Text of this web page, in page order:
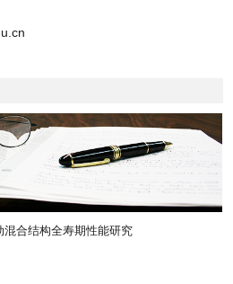
合结构全寿期性能研究